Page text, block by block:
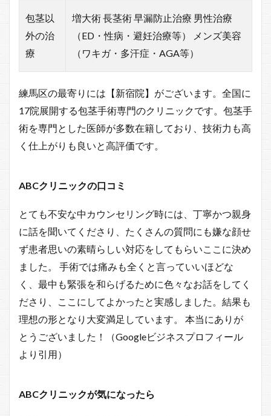
包茎以
外の治
療
増大術 長茎術 早漏防止治療 男性治療
（ED・性病・避妊治療等） メンズ美容
（ワキガ・多汗症・AGA等）
練馬区の最寄りには【新宿院】がございます。全国に
17院展開する包茎手術専門のクリニックです。包茎手
術を専門とした医師が多数在籍しており、技術力も高
く仕上がりも良いと高評価です。
ABCクリニックの口コミ
とても不安な中カウンセリング時には、丁寧かつ親身
に話を聞いてくださり、たくさんの質問にも嫌な顔せ
ず患者思いの素晴らしい対応をしてもらいここに決め
ました。 手術では痛みも全くと言っていいほどな
く、最中も緊張を和らげるために色々なお話をしてく
ださり、ここにしてよかったと実感しました。結果も
理想の形となり大変満足しています。 本当にありが
とうございました！（Googleビジネスプロフィール
より引用）
ABCクリニックが気になったら